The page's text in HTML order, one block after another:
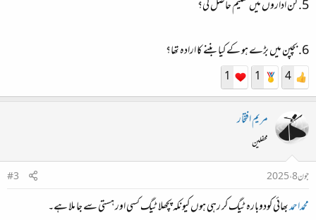
5. کن اداروں میں تعلیم حاصل کی؟
6. بچپن میں بڑے ہو کے کیا بننے کا ارادہ تھا؟
4
1
1
مریم افتخار
محفلین
جون 8، 2025
#3
محمداحمدبھائی کودوبارہ ٹیگ کر رہی ہوں کیونکہ پچھلا ٹیگ کسی اور ہستی سے جا ملا ہے۔